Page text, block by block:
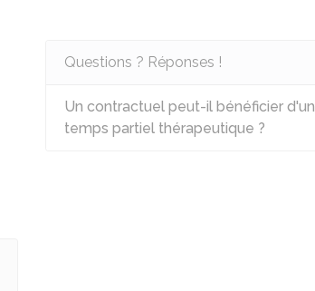
Questions ? Réponses !
Un contractuel peut-il bénéficier d'un
temps partiel thérapeutique ?